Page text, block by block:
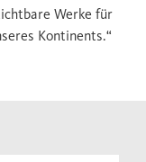
Werke für
Kontinents.“